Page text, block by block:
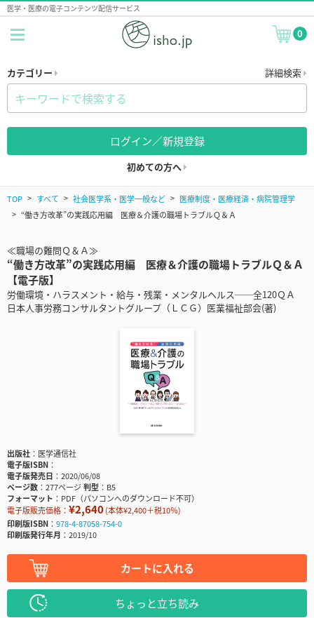
医学・医療の電子コンテンツ配信サービス
0
カテゴリー 詳細検索
ログイン／新規登録
初めての方へ
TOP すべて 社会医学系・医学一般など
医療制度・医療経済・病院管理学
“働き方改革”の実践応用編 医療＆介護の職場トラブルＱ＆Ａ
≪職場の難問Ｑ＆Ａ≫
“働き方改革”の実践応用編 医療＆介護の職場トラブルＱ＆Ａ
【電子版】
労働環境・ハラスメント・給与・残業・メンタルヘルス──全120ＱＡ
日本人事労務コンサルタントグループ（ＬＣＧ）医業福祉部会(著)
出版社
医学通信社
電子版ISBN
電子版発売日
2020/06/08
ページ数
277ページ判型
B5
フォーマット
PDF（パソコンへのダウンロード不可）
電子版販売価格： ¥2,640(本体¥2,400＋税10％)
印刷版ISBN
978-4-87058-754-0
印刷版発行年月
2019/10
カートに入れる
ちょっと立ち読み